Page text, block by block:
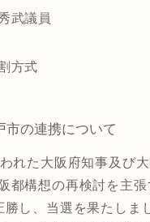
武議員
方式
の連携について
れた大阪府知事及び
都構想の再検討を主
勝し、当選を果たしま